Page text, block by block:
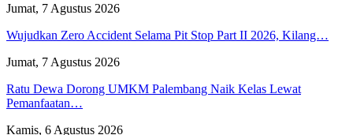
Jumat, 7 Agustus 2026
Wujudkan Zero Accident Selama Pit Stop Part II 2026, Kilang…
Jumat, 7 Agustus 2026
Ratu Dewa Dorong UMKM Palembang Naik Kelas Lewat
Pemanfaatan…
Kamis, 6 Agustus 2026